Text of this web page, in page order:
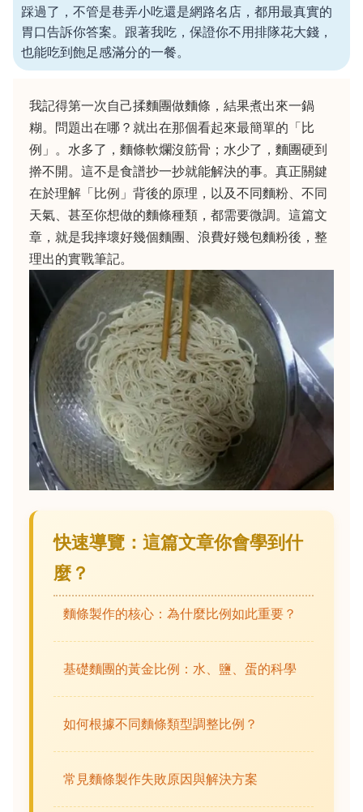
踩過了，不管是巷弄小吃還是網路名店，都用最真實的
胃口告訴你答案。跟著我吃，保證你不用排隊花大錢，
也能吃到飽足感滿分的一餐。
我記得第一次自己揉麵團做麵條，結果煮出來一鍋
糊。問題出在哪？就出在那個看起來最簡單的「比
例」。水多了，麵條軟爛沒筋骨；水少了，麵團硬到
擀不開。這不是食譜抄一抄就能解決的事。真正關鍵
在於理解「比例」背後的原理，以及不同麵粉、不同
天氣、甚至你想做的麵條種類，都需要微調。這篇文
章，就是我摔壞好幾個麵團、浪費好幾包麵粉後，整
理出的實戰筆記。
快速導覽：這篇文章你會學到什
麼？
麵條製作的核心：為什麼比例如此重要？
基礎麵團的黃金比例：水、鹽、蛋的科學
如何根據不同麵條類型調整比例？
常見麵條製作失敗原因與解決方案